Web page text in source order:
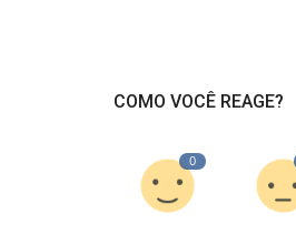
COMO VOCÊ REAGE?
0